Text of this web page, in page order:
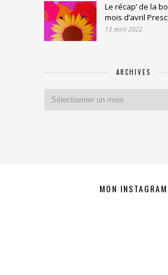
Le récap’ de la
mois d’avril
13 avril 2022
ARCHIVES
MON INSTAGRAM